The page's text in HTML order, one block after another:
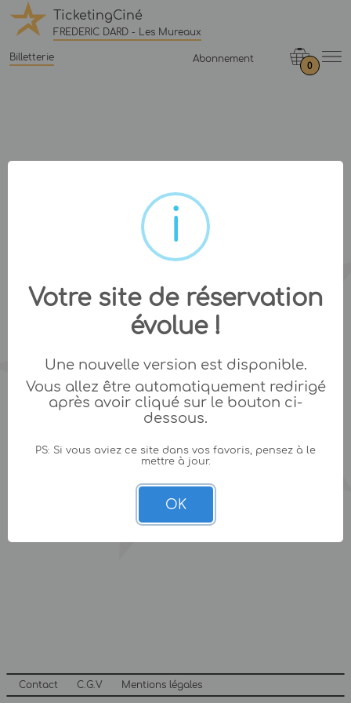
TicketingCiné
FREDERIC DARD - Les Mureaux
Billetterie Abonnement
0
Contact C.G.V Mentions légales
Votre site de réservation
évolue !
Une nouvelle version est disponible.
Vous allez être automatiquement redirigé
après avoir cliqué sur le bouton ci-
dessous.
PS: Si vous aviez ce site dans vos favoris, pensez à le
mettre à jour.
OK